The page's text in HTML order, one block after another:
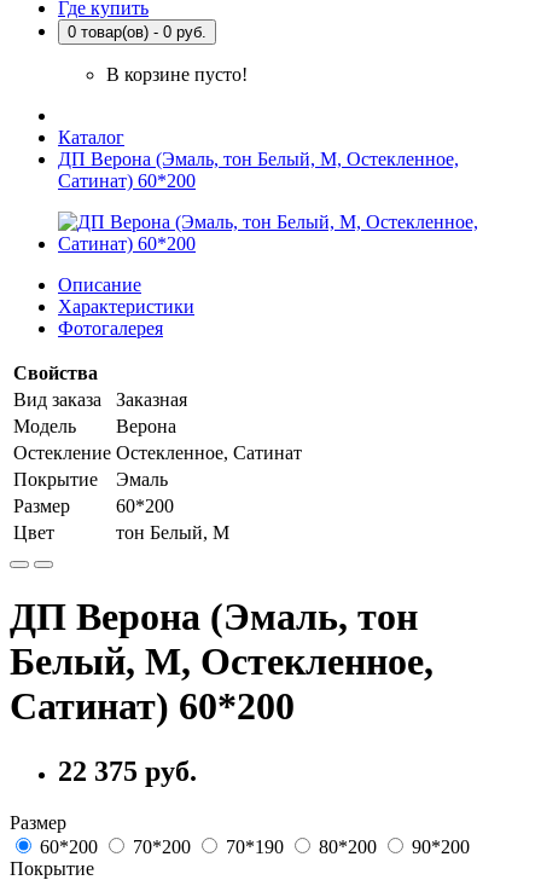
Где купить
0 товар(ов) - 0 руб.
В корзине пусто!
Каталог
ДП Верона (Эмаль, тон Белый, М, Остекленное,
Сатинат) 60*200
Описание
Характеристики
Фотогалерея
Свойства
Вид заказа
Заказная
Модель
Верона
Остекление Остекленное, Сатинат
Покрытие
Эмаль
Размер
60*200
Цвет
тон Белый, М
ДП Верона (Эмаль, тон
Белый, М, Остекленное,
Сатинат) 60*200
22 375 руб.
Размер
60*200
70*200 70*190 80*200
90*200
Покрытие